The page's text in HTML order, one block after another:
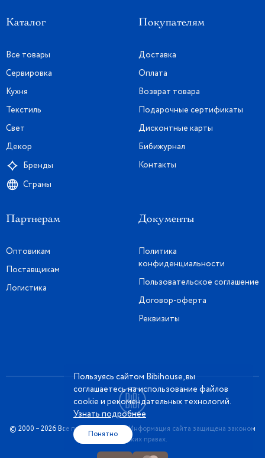
Каталог
Все товары
Сервировка
Кухня
Текстиль
Свет
Декор
Бренды
Страны
Покупателям
Доставка
Оплата
Возврат товара
Подарочные сертификаты
Дисконтные карты
Бибижурнал
Контакты
Партнерам
Оптовикам
Поставщикам
Логистика
Документы
Политика
конфиденциальности
Пользовательское соглашение
Договор-оферта
Реквизиты
© 2000 – 2026 Все права защищены. Информация сайта защищена законом
об авторских правах.
Пользуясь сайтом Bibihouse, вы
соглашаетесь на использование файлов
cookie и рекомендательных технологий.
Узнать подробнее
Понятно